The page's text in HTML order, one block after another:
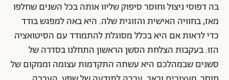
בה דפוסי ניצול וחוסר סיפוק שליוו אותה בכל השנים שחלפו
מאז, בחוויה האישית והזוגית שלה. היא באה למפגש בודד
כדי לראות אם היא בכלל מסוגלת להתמודד עם הסיטואציה
הזו. בעקבות הצלחת הסשן הראשון התחלנו בסדרה של
סשנים שבמהלכם היא עשתה התקדמות עצומה וממקום של